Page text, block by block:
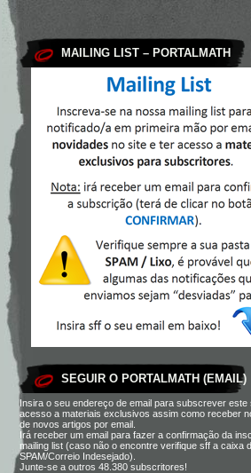
MAILING LIST – PORTALMATH
SEGUIR O PORTALMATH (EMAIL)
Insira o seu endereço de email para subscrever este
acesso a materiais exclusivos assim como receber
de novos artigos por email.
Irá receber um email para fazer a confirmação da
mailing list (caso não o encontre verifique sff a caixa
SPAM/Correio Indesejado).
Junte-se a outros 48.380 subscritores!